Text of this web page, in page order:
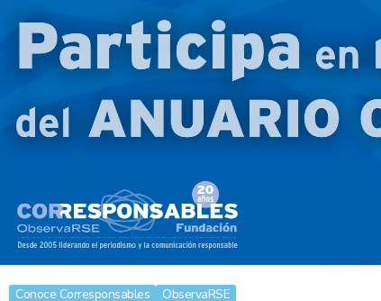
Conoce Corresponsables
ObservaRSE